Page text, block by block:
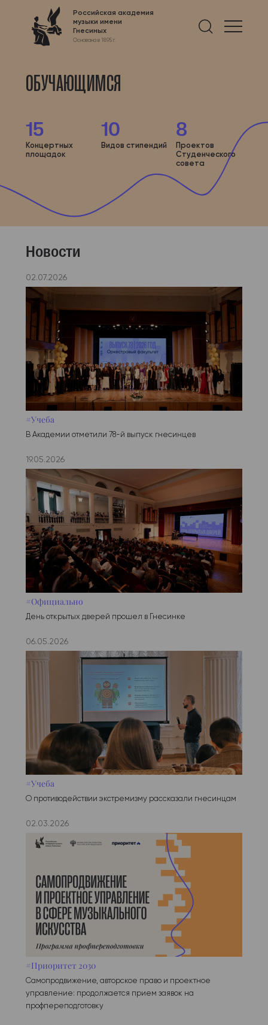
Российская академия
музыки имени
Гнесиных
Основана в 1895 г.
Найти
ОБУЧАЮЩИМСЯ
15
Концертных
площадок
10
Видов стипендий
8
Проектов
Студенческого
совета
Новости
02.07.2026
#Учеба
В Академии отметили 78-й выпуск гнесинцев
19.05.2026
#Официально
День открытых дверей прошел в Гнесинке
06.05.2026
#Учеба
О противодействии экстремизму рассказали гнесинцам
02.03.2026
#Приоритет 2030
Самопродвижение, авторское право и проектное
управление: продолжается прием заявок на
профпереподготовку